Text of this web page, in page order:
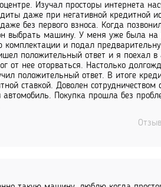
Изучал просторы интернета
даже при негативной кредитной
без первого взноса. Когда
выбрать машину. У меня уже была на
и подал
положительный ответ и я поехал в
от нее оторваться. Настолько
положительный ответ. В итоге
ставкой. Доволен сотрудничеством
Покупка прошла без